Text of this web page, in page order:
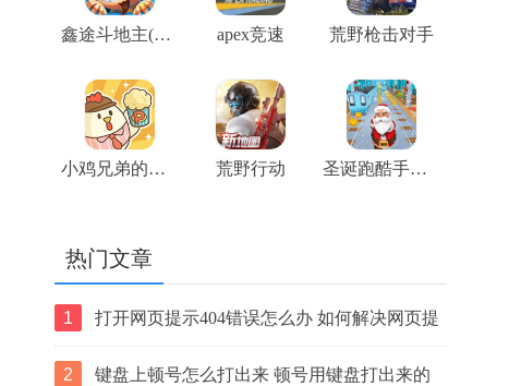
鑫途斗地主(大奖赛) apex竞速 荒野枪击对手
小鸡兄弟的爆米花店铺 荒野行动 圣诞跑酷手机版
热门文章
1
打开网页提示404错误怎么办 如何解决网页提
示404错误【详解】
2
键盘上顿号怎么打出来 顿号用键盘打出来的